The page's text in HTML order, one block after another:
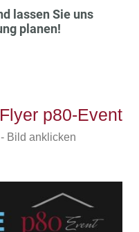
lassen Sie uns
planen!
Flyer p80-Event
Bild anklicken